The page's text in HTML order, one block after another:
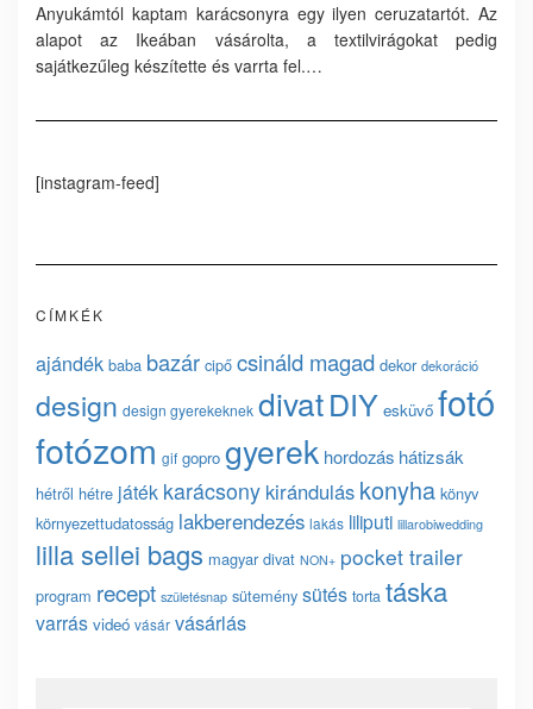
Anyukámtól kaptam karácsonyra egy ilyen ceruzatartót. Az
alapot az Ikeában vásárolta, a textilvirágokat pedig
sajátkezűleg készítette és varrta fel.…
[instagram-feed]
CÍMKÉK
ajándék baba bazár cipő csináld magad dekor dekoráció
design design gyerekeknek divatDIY esküvő fotó
fotózom gif gopro gyerek hordozás hátizsák
hétről hétre játék karácsony kirándulás konyha könyv
környezettudatosság lakberendezés lakás liliputi lillarobiwedding
lilla sellei bags magyar divat NON+ pocket trailer
program recept születésnap sütemény sütés torta táska
varrás videó vásár vásárlás